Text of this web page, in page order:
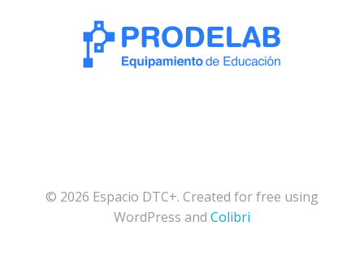
© 2026 Espacio DTC+. Created for free using
WordPress and Colibri